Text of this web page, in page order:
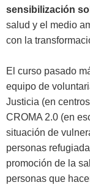
sensibilización
salud y el medio
con la
El curso pasado
equipo de
Justicia (en
CROMA 2.0 (en
situación de
personas
promoción de la
personas que